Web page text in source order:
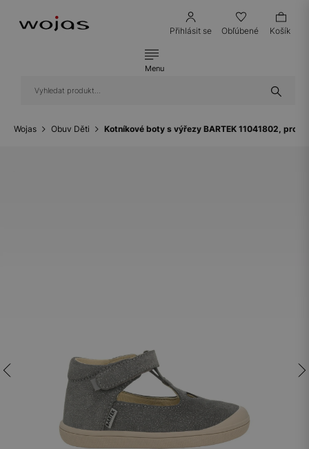
Přihlásit se Obľúbené Košík
Menu
Wojas Obuv Děti Kotníkové boty s výřezy BARTEK 11041802, pro